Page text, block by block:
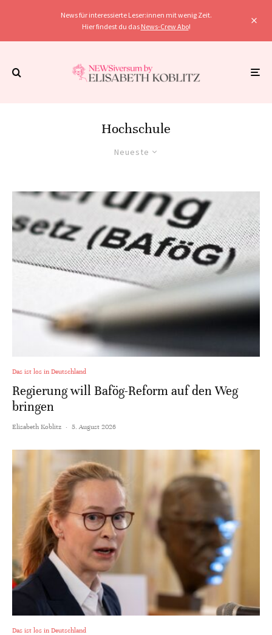
News für interessierte Leser:innen mit wenig Zeit.
Hier findest du das News-Crew Abo!
Hochschule
Neueste
Das ist los in Deutschland
Regierung will Bafög-Reform auf den Weg
bringen
Elisabeth Koblitz · 5. August 2026
Das ist los in Deutschland